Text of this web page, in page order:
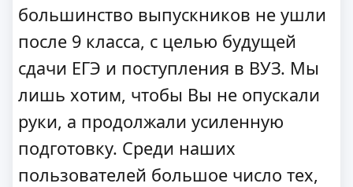
большинство выпускников не ушли
после 9 класса, с целью будущей
сдачи ЕГЭ и поступления в ВУЗ. Мы
лишь хотим, чтобы Вы не опускали
руки, а продолжали усиленную
подготовку. Среди наших
пользователей большое число тех,